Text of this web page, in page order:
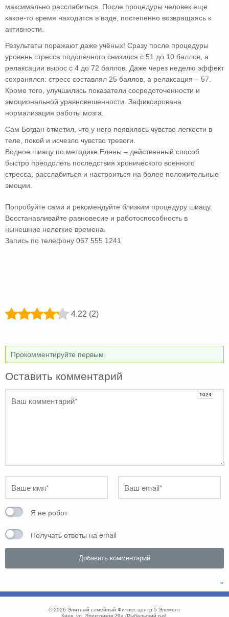
максимально расслабиться. После процедуры человек еще
какое-то время находится в воде, постепенно возвращаясь к
активности.
Результаты поражают даже учёных! Сразу после процедуры
уровень стресса подопечного снизился с 51 до 10 баллов, а
релаксации вырос с 4 до 72 баллов. Даже через неделю эффект
сохранялся: стресс составлял 25 баллов, а релаксация – 57.
Кроме того, улучшились показатели сосредоточенности и
эмоциональной уравновешенности. Зафиксирована
нормализация работы мозга.
Сам Богдан отметил, что у него появилось чувство легкости в
теле, покой и исчезло чувство тревоги.
Водное шиацу по методике Елены – действенный способ
быстро преодолеть последствия хронического военного
стресса, расслабиться и настроиться на более положительные
эмоции.
Попробуйте сами и рекомендуйте близким процедуру шиацу.
Восстанавливайте равновесие и работоспособность в
нынешние нелегкие времена.
Запись по телефону 067 555 1241
4.22 (2)
Прокомментируйте первым
Оставить комментарий
Я не робот
Получать ответы на email
»
© 2026 Элитный семейный Фитнес-центр 5 Элемент
Киев ул. Электриков 29а (Рыбальский п-в),